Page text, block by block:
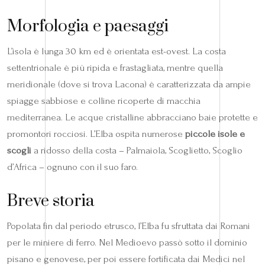
Morfologia e paesaggi
L’isola è lunga 30 km ed è orientata est-ovest. La costa
settentrionale è più ripida e frastagliata, mentre quella
meridionale (dove si trova Lacona) è caratterizzata da ampie
spiagge sabbiose e colline ricoperte di macchia
mediterranea. Le acque cristalline abbracciano baie protette e
promontori rocciosi. L’Elba ospita numerose piccole isole e
scogli a ridosso della costa – Palmaiola, Scoglietto, Scoglio
d’Africa – ognuno con il suo faro.
Breve storia
Popolata fin dal periodo etrusco, l’Elba fu sfruttata dai Romani
per le miniere di ferro. Nel Medioevo passò sotto il dominio
pisano e genovese, per poi essere fortificata dai Medici nel